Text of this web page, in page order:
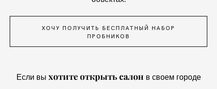
ХОЧУ ПОЛУЧИТЬ БЕСПЛАТНЫЙ НАБОР
ПРОБНИКОВ
Если вы хотите открыть салон в своем городе